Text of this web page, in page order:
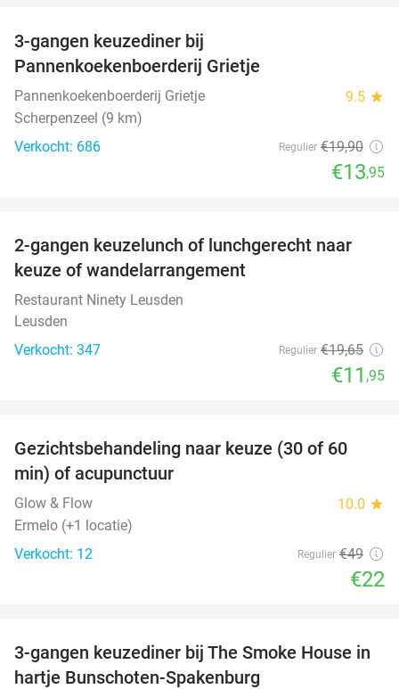
3-gangen keuzediner bij
Pannenkoekenboerderij Grietje
Pannenkoekenboerderij Grietje 9.5 star
Scherpenzeel (9 km)
Verkocht: 686
Regulier €19,90
€13,95
39%
2-gangen keuzelunch of lunchgerecht naar
keuze of wandelarrangement
Restaurant Ninety Leusden
Leusden
Verkocht: 347
Regulier €19,65
€11 ,95
55%
Gezichtsbehandeling naar keuze (30 of 60
min) of acupunctuur
Glow & Flow 10.0 star
Ermelo (+1 locatie)
Verkocht: 12
Regulier €49
€22
37%
3-gangen keuzediner bij The Smoke House in
hartje Bunschoten-Spakenburg